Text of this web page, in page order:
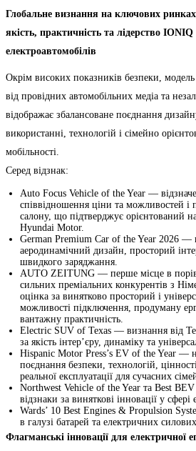
Глобальне визнання на ключових
якість, практичність та лідерство IONIQ
електроавтомобілів
Окрім високих показників безпеки, модель
від провідних автомобільних медіа та
відображає збалансоване поєднання
використанні, технологій і сімейно
мобільності.
Серед відзнак:
Auto Focus Vehicle of the Year —
співвідношення ціни та можливостей і
салону, що підтверджує орієнтований
Hyundai Motor.
German Premium Car of the Year 2026 —
аеродинамічний дизайн, просторий
швидкого заряджання.
AUTO ZEITUNG — перше місце в
сильних преміальних конкурентів з
оцінка за винятково просторий і
можливості підключення, продуману
вантажну практичність.
Electric SUV of Texas — визнання від
за якість інтер’єру, динаміку та
Hispanic Motor Press’s EV of the Year —
поєднання безпеки, технологій,
реальної експлуатації для сучасних
Northwest Vehicle of the Year та Best
відзнаки за виняткові інновації у сфері
Wards’ 10 Best Engines & Propulsion
в галузі батарей та електричних
Флагманські інновації для електричної